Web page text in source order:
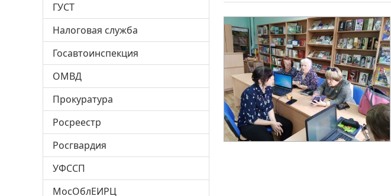
ГУСТ
Налоговая служба
Госавтоинспекция
ОМВД
Прокуратура
Росреестр
Росгвардия
УФССП
МосОблЕИРЦ